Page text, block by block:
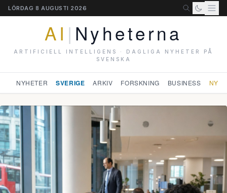
LÖRDAG 8 AUGUSTI 2026
AI | Nyheterna
ARTIFICIELL INTELLIGENS · DAGLIGA NYHETER PÅ
SVENSKA
NYHETER SVERIGE ARKIV FORSKNING BUSINESS